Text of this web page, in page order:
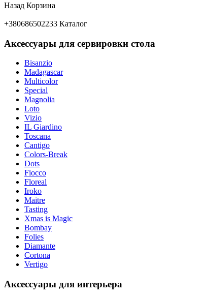
Назад Корзина
+380686502233 Каталог
Аксессуары для сервировки стола
Bisanzio
Madagascar
Multicolor
Special
Magnolia
Loto
Vizio
IL Giardino
Toscana
Cantigo
Colors-Break
Dots
Fiocco
Floreal
Iroko
Maitre
Tasting
Xmas is Magic
Bombay
Folies
Diamante
Cortona
Vertigo
Аксессуары для интерьера